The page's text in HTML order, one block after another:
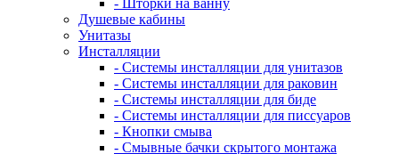
- Шторки на ванну
Душевые кабины
Унитазы
Инсталляции
- Системы инсталляции для унитазов
- Системы инсталляции для раковин
- Системы инсталляции для биде
- Системы инсталляции для писсуаров
- Кнопки смыва
- Смывные бачки скрытого монтажа